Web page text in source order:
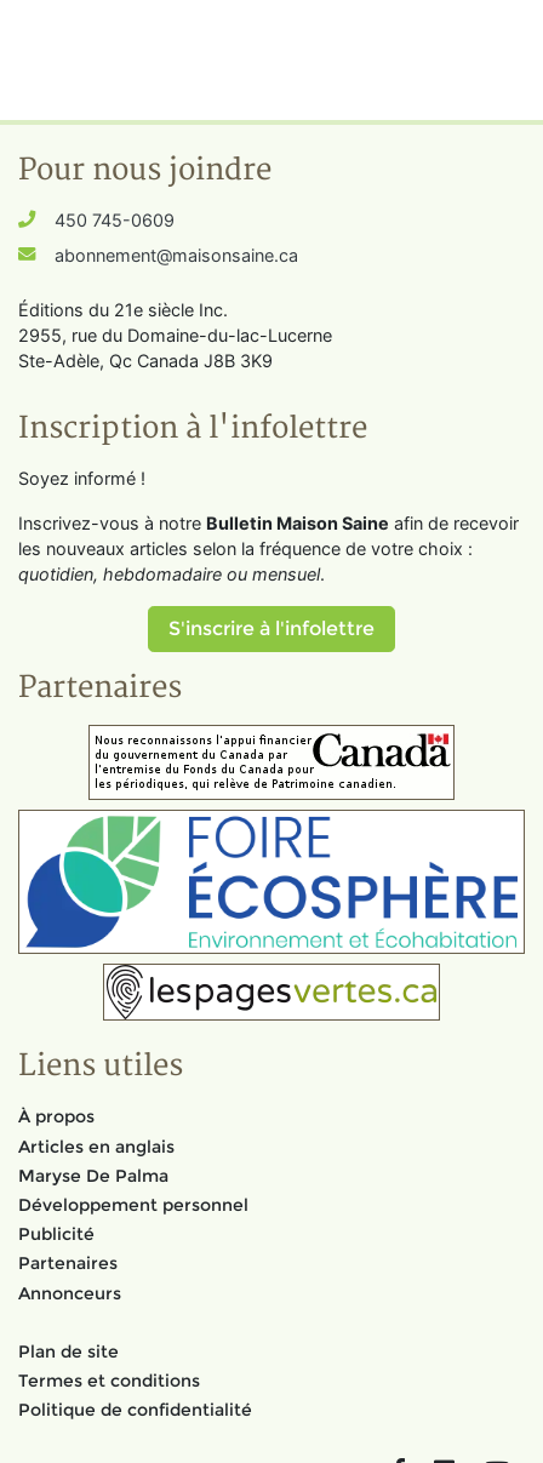
Pour nous joindre
450 745-0609
abonnement@maisonsaine.ca
Éditions du 21e siècle Inc.
2955, rue du Domaine-du-lac-Lucerne
Ste-Adèle, Qc Canada J8B 3K9
Inscription à l'infolettre
Soyez informé !
Inscrivez-vous à notre Bulletin Maison Saine afin de recevoir
les nouveaux articles selon la fréquence de votre choix :
quotidien, hebdomadaire ou mensuel.
S'inscrire à l'infolettre
Partenaires
Liens utiles
À propos
Articles en anglais
Maryse De Palma
Développement personnel
Publicité
Partenaires
Annonceurs
Plan de site
Termes et conditions
Politique de confidentialité